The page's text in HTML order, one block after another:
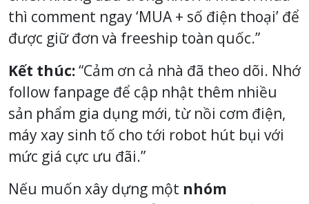
thì comment ngay ‘MUA + số điện thoại’ để
được giữ đơn và freeship toàn quốc.”
Kết thúc:“Cảm ơn cả nhà đã theo dõi. Nhớ
follow fanpage để cập nhật thêm nhiều
sản phẩm gia dụng mới, từ nồi cơm điện,
máy xay sinh tố cho tới robot hút bụi với
mức giá cực ưu đãi.”
Nếu muốn xây dựng một nhóm